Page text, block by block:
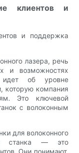
клиентов и
и поддержка
лазера, речь
и возможностях
об уровне
которую компания
Это ключевой
с волоконным
для волоконного
станка — это
Они понимают,